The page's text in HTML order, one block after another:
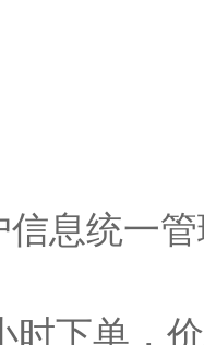
息统一
时下单，